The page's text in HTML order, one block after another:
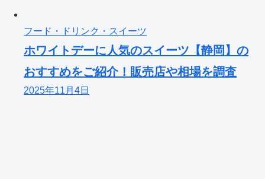
フード・ドリンク・スイーツ
ホワイトデーに人気のスイーツ【静岡】の
おすすめをご紹介！販売店や相場を調査
2025年11月4日